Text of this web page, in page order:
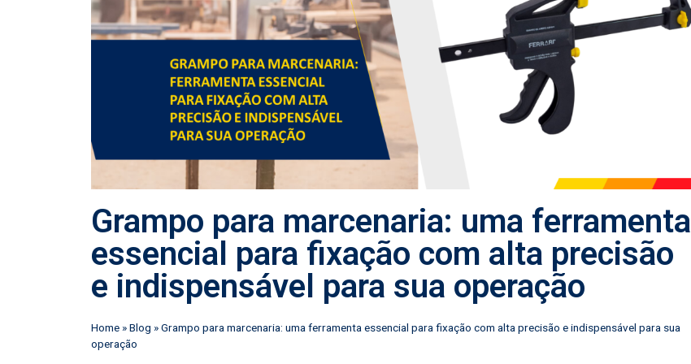
Grampo para marcenaria: uma ferramenta
essencial para fixação com alta precisão
e indispensável para sua operação
Home »Blog »Grampo para marcenaria: uma ferramenta essencial para fixação com alta precisão e indispensável para sua
operação